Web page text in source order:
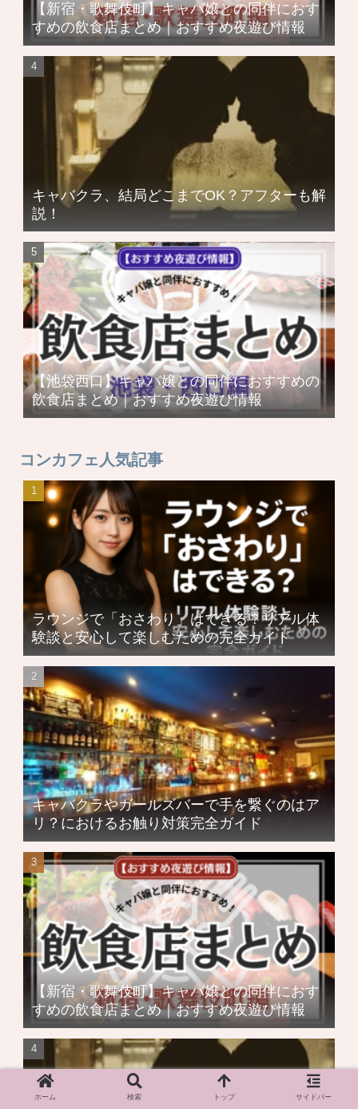
【新宿・歌舞伎町】キャバ嬢との同伴におす
すめの飲食店まとめ｜おすすめ夜遊び情報
キャバクラ、結局どこまでOK？アフターも解
説！
【池袋西口】キャバ嬢との同伴におすすめの
飲食店まとめ｜おすすめ夜遊び情報
コンカフェ人気記事
ラウンジで「おさわり」はできる？リアル体
験談と安心して楽しむための完全ガイド
キャバクラやガールズバーで手を繋ぐのはア
リ？におけるお触り対策完全ガイド
【新宿・歌舞伎町】キャバ嬢との同伴におす
すめの飲食店まとめ｜おすすめ夜遊び情報
ホーム 検索 トップ サイドバー